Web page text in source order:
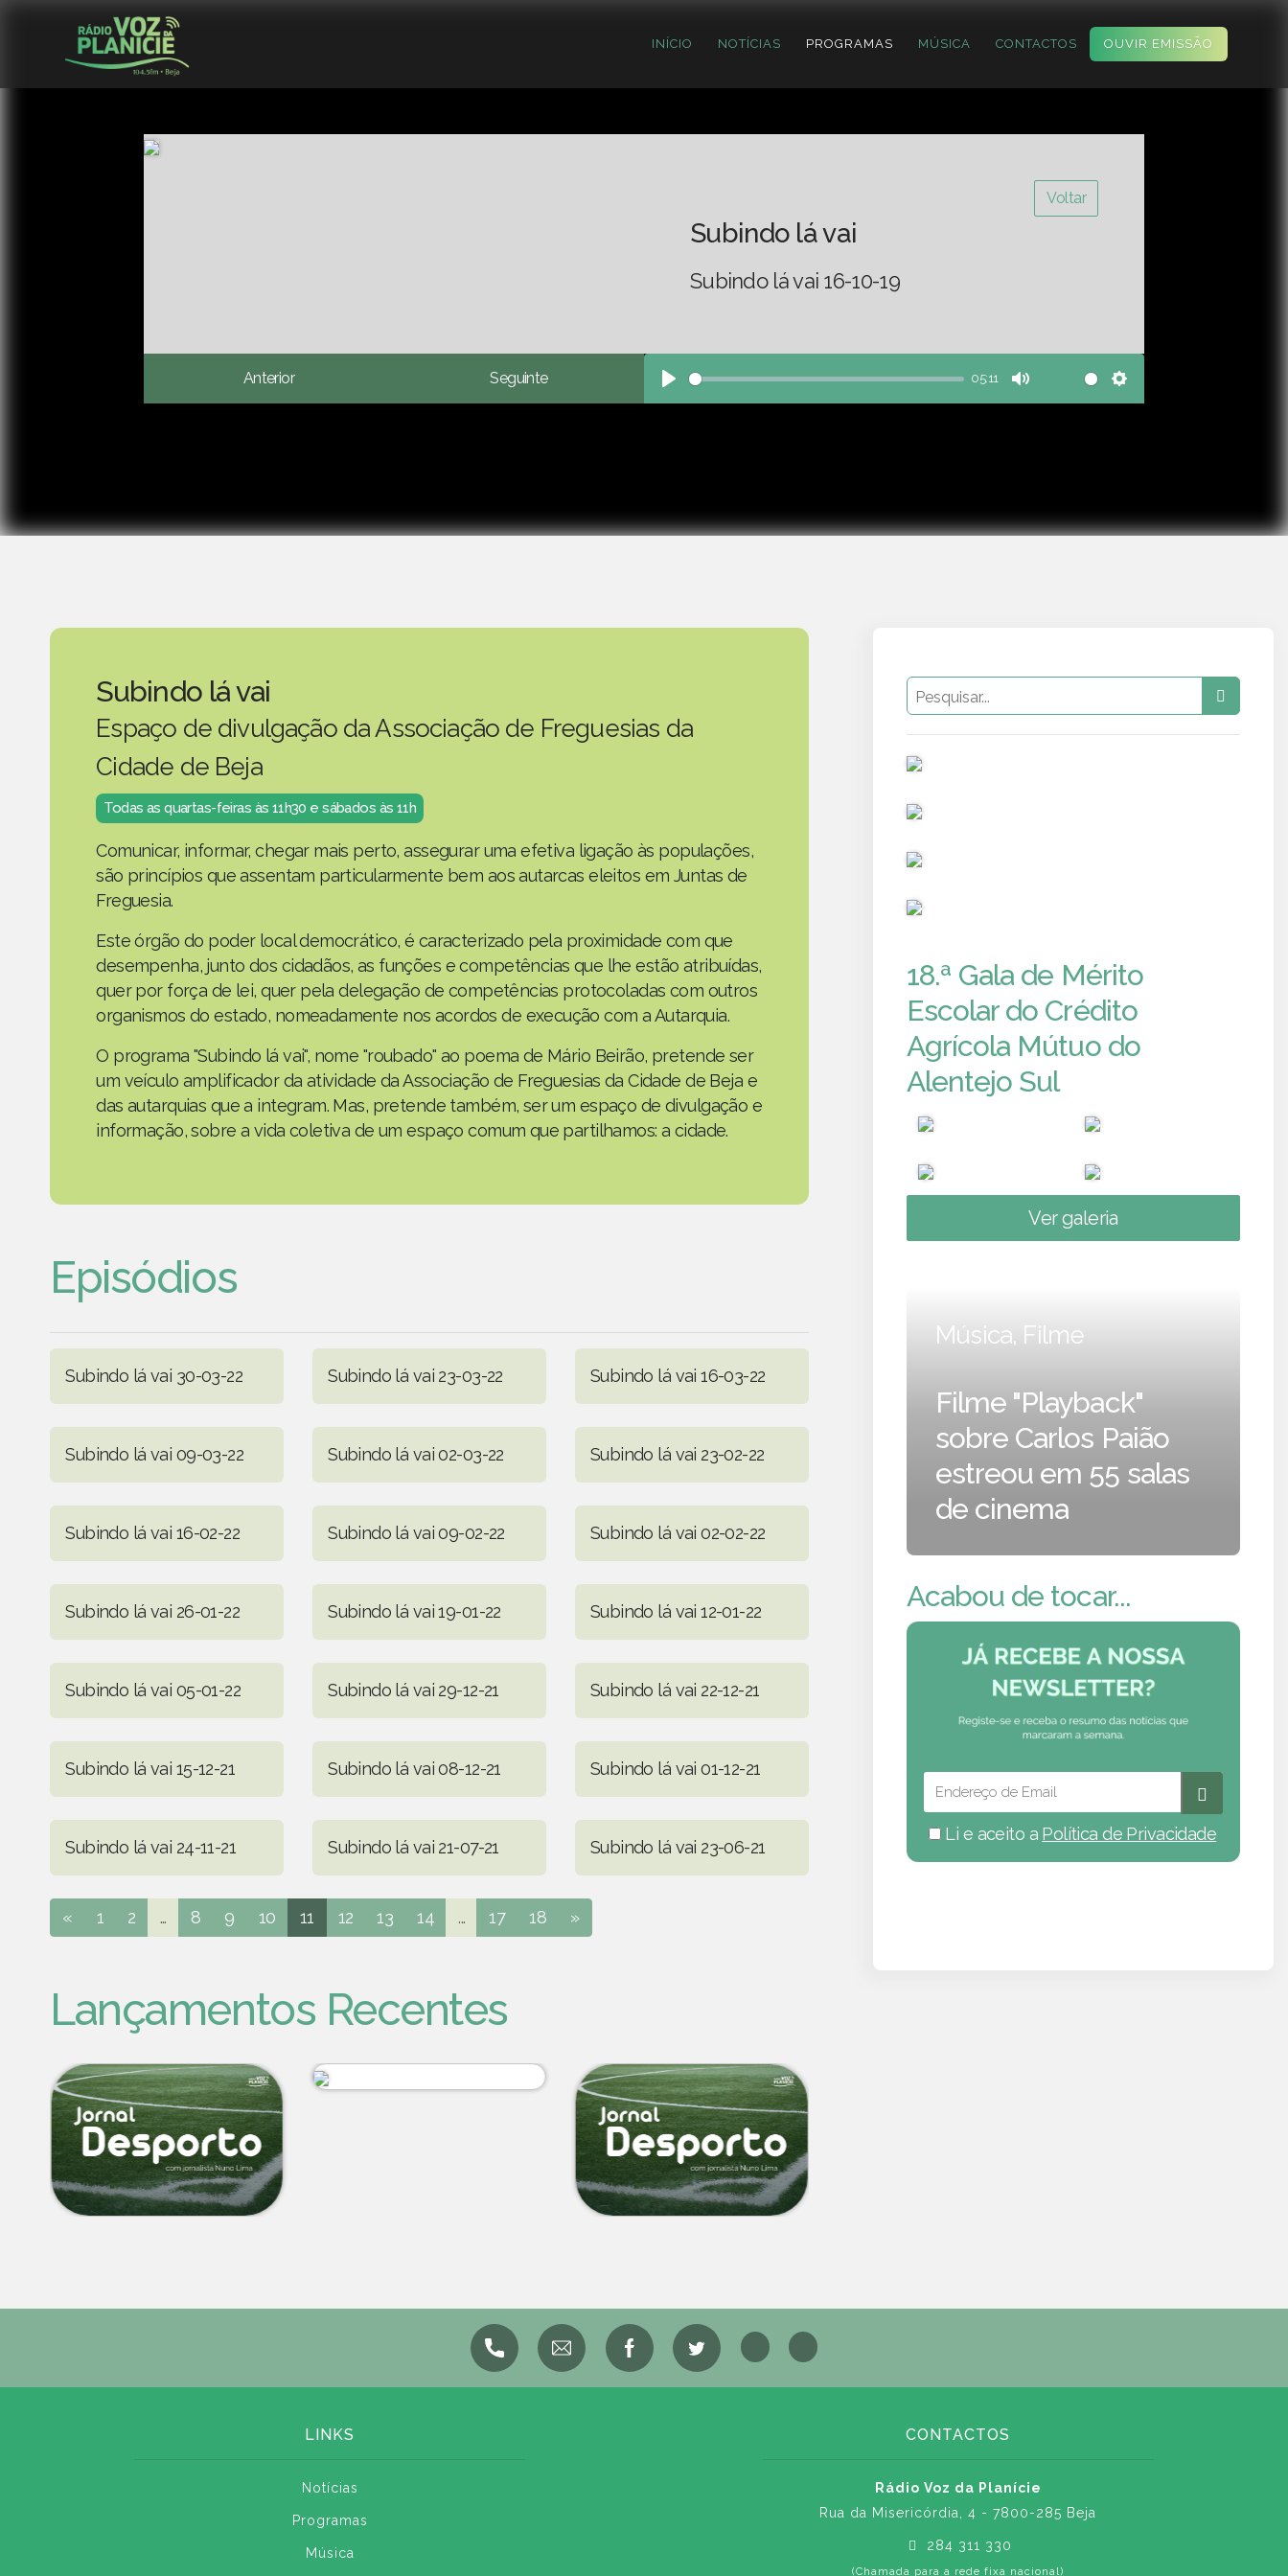
INÍCIO NOTÍCIAS PROGRAMAS MÚSICA CONTACTOS OUVIR EMISSÃO
Voltar
Subindo lá vai
Subindo lá vai 16-10-19
Anterior Seguinte
Play
05:11
Mute Settings
Subindo lá vai
Espaço de divulgação da Associação de Freguesias da
Cidade de Beja
Todas as quartas-feiras às 11h30 e sábados às 11h
Comunicar, informar, chegar mais perto, assegurar uma efetiva ligação às populações,
são princípios que assentam particularmente bem aos autarcas eleitos em Juntas de
Freguesia.
Este órgão do poder local democrático, é caracterizado pela proximidade com que
desempenha, junto dos cidadãos, as funções e competências que lhe estão atribuídas,
quer por força de lei, quer pela delegação de competências protocoladas com outros
organismos do estado, nomeadamente nos acordos de execução com a Autarquia.
O programa "Subindo lá vai", nome "roubado" ao poema de Mário Beirão, pretende ser
um veículo amplificador da atividade da Associação de Freguesias da Cidade de Beja e
das autarquias que a integram. Mas, pretende também, ser um espaço de divulgação e
informação, sobre a vida coletiva de um espaço comum que partilhamos: a cidade.
Episódios
Subindo lá vai 30-03-22 Subindo lá vai 23-03-22 Subindo lá vai 16-03-22
Subindo lá vai 09-03-22 Subindo lá vai 02-03-22 Subindo lá vai 23-02-22
Subindo lá vai 16-02-22 Subindo lá vai 09-02-22 Subindo lá vai 02-02-22
Subindo lá vai 26-01-22 Subindo lá vai 19-01-22 Subindo lá vai 12-01-22
Subindo lá vai 05-01-22 Subindo lá vai 29-12-21 Subindo lá vai 22-12-21
Subindo lá vai 15-12-21 Subindo lá vai 08-12-21 Subindo lá vai 01-12-21
Subindo lá vai 24-11-21 Subindo lá vai 21-07-21 Subindo lá vai 23-06-21
« 1 2 ... 8 9 10 11 12 13 14 ... 17 18 »
Lançamentos Recentes
18.ª Gala de Mérito
Escolar do Crédito
Agrícola Mútuo do
Alentejo Sul
Ver galeria
Música, Filme
Filme "Playback"
sobre Carlos Paião
estreou em 55 salas
de cinema
Acabou de tocar...
Li e aceito a Política de Privacidade
LINKS
Notícias
Programas
Música
CONTACTOS
Rádio Voz da Planície
Rua da Misericórdia, 4 - 7800-285 Beja
284 311 330
(Chamada para a rede fixa nacional)